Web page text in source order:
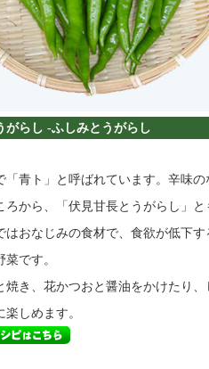
らし -ふしみとうがらし
「青ト」と呼ばれています。辛味
ろから、「伏見甘長とうがらし」と
はおなじみの食材で、食欲が低下
菜です。
焼き、花かつおと醤油をかけたり
楽しめます。